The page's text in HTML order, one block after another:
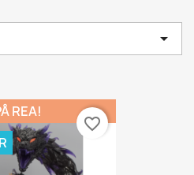

REA!
favorite_border